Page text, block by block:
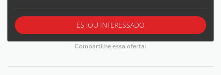
ESTOU INTERESSADO
Compartilhe essa oferta: